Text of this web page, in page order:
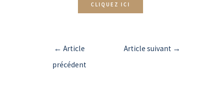
CLIQUEZ ICI
← Article
précédent
Article suivant →